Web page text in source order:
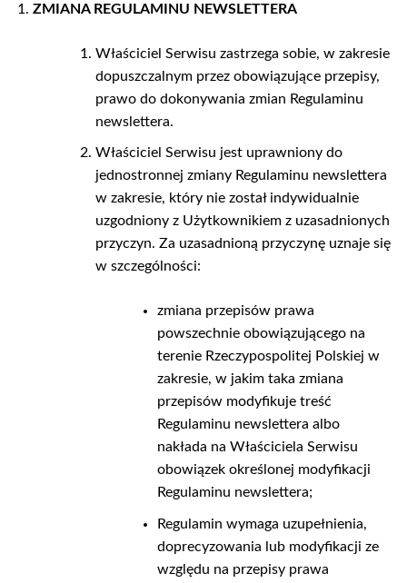
ZMIANA REGULAMINU NEWSLETTERA
Właściciel Serwisu zastrzega sobie, w zakresie
dopuszczalnym przez obowiązujące przepisy,
prawo do dokonywania zmian Regulaminu
newslettera.
Właściciel Serwisu jest uprawniony do
jednostronnej zmiany Regulaminu newslettera
w zakresie, który nie został indywidualnie
uzgodniony z Użytkownikiem z uzasadnionych
przyczyn. Za uzasadnioną przyczynę uznaje się
w szczególności:
zmiana przepisów prawa
powszechnie obowiązującego na
terenie Rzeczypospolitej Polskiej w
zakresie, w jakim taka zmiana
przepisów modyfikuje treść
Regulaminu newslettera albo
nakłada na Właściciela Serwisu
obowiązek określonej modyfikacji
Regulaminu newslettera;
Regulamin wymaga uzupełnienia,
doprecyzowania lub modyfikacji ze
względu na przepisy prawa